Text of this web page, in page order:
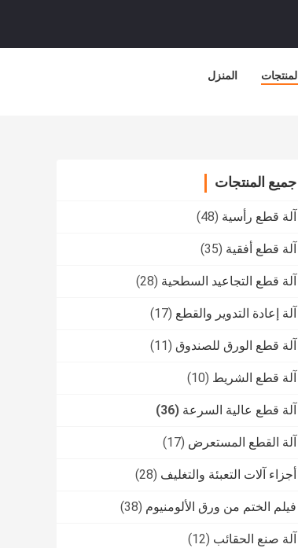
المنزل المنتجات
جميع المنتجات
آلة قطع رأسية (48)
آلة قطع أفقية (35)
آلة قطع التجاعيد السطحية (28)
آلة إعادة التدوير والقطع (17)
آلة قطع الورق للصندوق (11)
آلة قطع الشريط (10)
آلة قطع عالية السرعة (36)
آلة القطع المستعرض (17)
أجزاء آلات التعبئة والتغليف (28)
فيلم الختم من ورق الألومنيوم (38)
آلة صنع الحقائب (12)